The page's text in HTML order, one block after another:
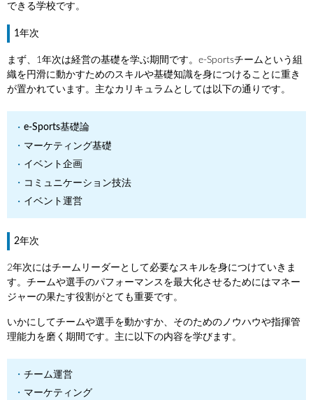
できる学校です。
1年次
まず、1年次は経営の基礎を学ぶ期間です。e-Sportsチームという組
織を円滑に動かすためのスキルや基礎知識を身につけることに重き
が置かれています。主なカリキュラムとしては以下の通りです。
e-Sports基礎論
マーケティング基礎
イベント企画
コミュニケーション技法
イベント運営
2年次
2年次にはチームリーダーとして必要なスキルを身につけていきま
す。チームや選手のパフォーマンスを最大化させるためにはマネー
ジャーの果たす役割がとても重要です。
いかにしてチームや選手を動かすか、そのためのノウハウや指揮管
理能力を磨く期間です。主に以下の内容を学びます。
チーム運営
マーケティング